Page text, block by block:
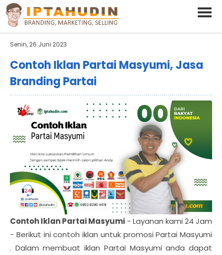
BARAND ANDA
Deskripsi Singkat Saja
Senin, 26 Juni 2023
Contoh Iklan Partai Masyumi, Jasa
Branding Partai
Contoh Iklan Partai Masyumi - Layanan kami 24 Jam
- Berikut ini contoh iklan untuk promosi Partai Masyumi
. Dalam membuat iklan Partai Masyumi anda dapat